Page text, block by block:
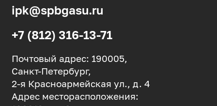
ipk@spbgasu.ru
+7 (812) 316-13-71
Почтовый адрес: 190005,
Санкт-Петербург,
2-я Красноармейская ул., д. 4
Адрес месторасположения: